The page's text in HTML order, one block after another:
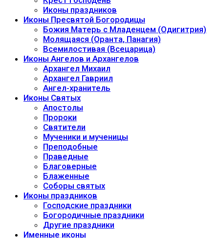
Иконы праздников
Иконы Пресвятой Богородицы
Божия Матерь с Младенцем (Одигитрия)
Молящаяся (Оранта, Панагия)
Всемилостивая (Всецарица)
Иконы Ангелов и Архангелов
Архангел Михаил
Архангел Гавриил
Ангел-хранитель
Иконы Святых
Апостолы
Пророки
Святители
Мученики и мученицы
Преподобные
Праведные
Благоверные
Блаженные
Соборы святых
Иконы праздников
Господские праздники
Богородичные праздники
Другие праздники
Именные иконы